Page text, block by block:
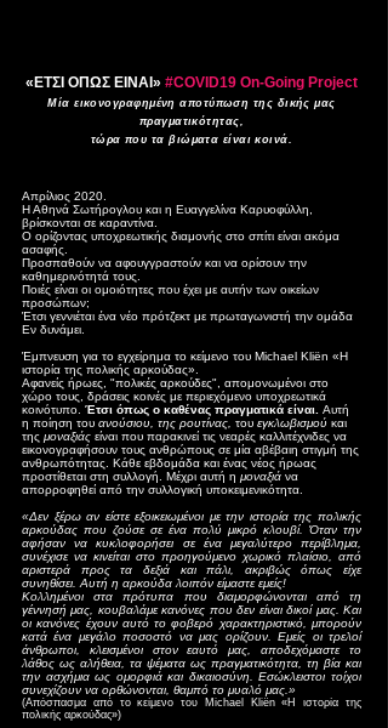
«ΕΤΣΙ ΟΠΩΣ ΕΙΝΑΙ» #COVID19 On-Going Project
Μία εικονογραφημένη αποτύπωση της δικής μας
πραγματικότητας,
τώρα που τα βιώματα είναι κοινά.
Απρίλιος 2020.
Η Αθηνά Σωτήρογλου και η Ευαγγελίνα Καρυοφύλλη,
βρίσκονται σε καραντίνα.
Ο ορίζοντας υποχρεωτικής διαμονής στο σπίτι είναι ακόμα
ασαφής.
Προσπαθούν να αφουγγραστούν και να ορίσουν την
καθημερινότητά τους.
Ποιές είναι οι ομοιότητες που έχει με αυτήν των οικείων
προσώπων;
Έτσι γεννιέται ένα νέο πρότζεκτ με πρωταγωνιστή την ομάδα
Εν δυνάμει.
Έμπνευση για το εγχείρημα το κείμενο του Michael Kliën «Η
ιστορία της πολικής αρκούδας».
Αφανείς ήρωες, "πολικές αρκούδες", απομονωμένοι στο
χώρο τους, δράσεις κοινές με περιεχόμενο υποχρεωτικά
κοινότυπο. Έτσι όπως ο καθένας πραγματικά είναι. Αυτή
η ποίηση του ανούσιου, της ρουτίνας, του εγκλωβισμού και
της μοναξιάς είναι που παρακινεί τις νεαρές καλλιτέχνιδες να
εικονογραφήσουν τους ανθρώπους σε μία αβέβαιη στιγμή της
ανθρωπότητας. Κάθε εβδομάδα και ένας νέος ήρωας
προστίθεται στη συλλογή. Μέχρι αυτή η μοναξιά να
απορροφηθεί από την συλλογική υποκειμενικότητα.
«Δεν ξέρω αν είστε εξοικειωμένοι με την ιστορία της πολικής
αρκούδας που ζούσε σε ένα πολύ μικρό κλουβί. Όταν την
αφήσαν να κυκλοφορήσει σε ένα μεγαλύτερο περίβλημα,
συνέχισε να κινείται στο προηγούμενο χωρικό πλαίσιο, από
αριστερά προς τα δεξιά και πάλι, ακριβώς όπως είχε
συνηθίσει. Αυτή η αρκούδα λοιπόν είμαστε εμείς!
Κολλημένοι στα πρότυπα που διαμορφώνονται από τη
γέννησή μας, κουβαλάμε κανόνες που δεν είναι δικοί μας. Και
οι κανόνες έχουν αυτό το φοβερό χαρακτηριστικό, μπορούν
κατά ένα μεγάλο ποσοστό να μας ορίζουν. Εμείς οι τρελοί
άνθρωποι, κλεισμένοι στον εαυτό μας, αποδεχόμαστε το
λάθος ως αλήθεια, τα ψέματα ως πραγματικότητα, τη βία και
την ασχήμια ως ομορφιά και δικαιοσύνη. Εσώκλειστοι τοίχοι
συνεχίζουν να ορθώνονται, θαμπό το μυαλό μας.»
(Απόσπασμα από το κείμενο του Michael Kliën«Η ιστορία της
πολικής αρκούδας»)